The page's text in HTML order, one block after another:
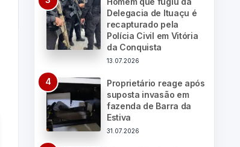
Delegacia de Ituaçu é
recapturado pela
Polícia Civil em Vitória
da Conquista
13.07.2026
Proprietário reage após
suposta invasão em
fazenda de Barra da
Estiva
31.07.2026